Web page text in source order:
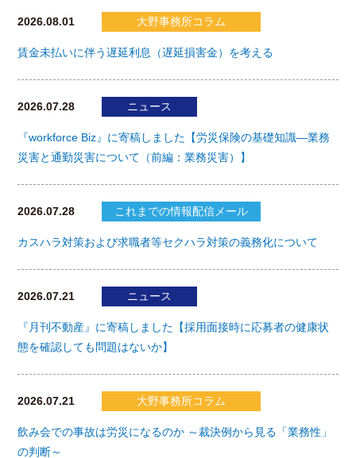
2026.08.01 大野事務所コラム
賃金未払いに伴う遅延利息（遅延損害金）を考える
2026.07.28 ニュース
『workforce Biz』に寄稿しました【労災保険の基礎知識―業務
災害と通勤災害について（前編：業務災害）】
2026.07.28 これまでの情報配信メール
カスハラ対策および求職者等セクハラ対策の義務化について
2026.07.21 ニュース
『月刊不動産』に寄稿しました【採用面接時に応募者の健康状
態を確認しても問題はないか】
2026.07.21 大野事務所コラム
飲み会での事故は労災になるのか ～裁決例から見る「業務性」
の判断～